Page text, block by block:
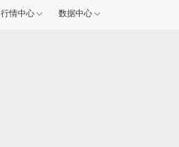
行情中心 数据中心